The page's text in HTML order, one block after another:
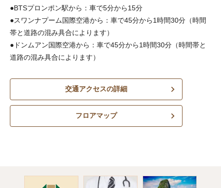
●BTSプロンポン駅から：車で5分から15分
●スワンナプーム国際空港から：車で45分から1時間30分（時間
帯と道路の混み具合によります）
●ドンムアン国際空港から：車で45分から1時間30分（時間帯と
道路の混み具合によります）
交通アクセスの詳細
フロアマップ